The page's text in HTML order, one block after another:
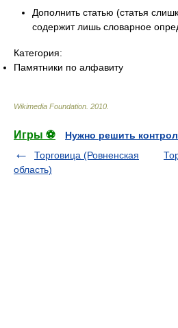
Дополнить статью (статья
содержит лишь словарное
Категория:
Памятники по алфавиту
Wikimedia Foundation 2010
Игры ⚽
Нужно решить
Торговица (Ровненская
область)